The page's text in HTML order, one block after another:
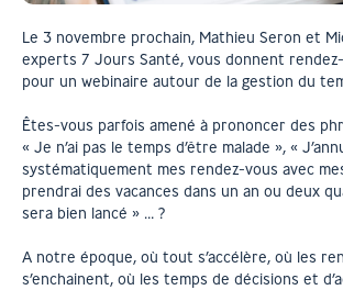
Le 3 novembre prochain, Mathieu Seron et
experts 7 Jours Santé, vous donnent
pour un webinaire autour de la gestion du
Êtes-vous parfois amené à prononcer des
« Je n’ai pas le temps d’être malade », «
systématiquement mes rendez-vous avec
prendrai des vacances dans un an ou deux
sera bien lancé » … ?
A notre époque, où tout s’accélère, où les
s’enchainent, où les temps de décisions et